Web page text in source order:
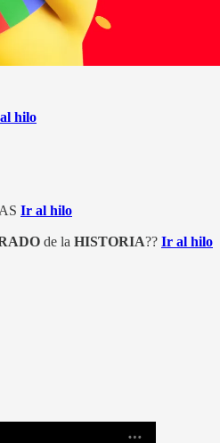
hilo
Ir al hilo
de la HISTORIA?? Ir al hilo